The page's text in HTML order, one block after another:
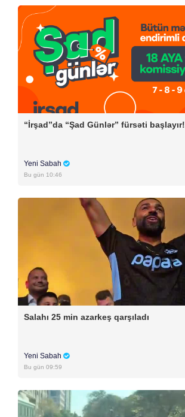
“İrşad”da “Şad Günlər” fürsəti başlayır!
Yeni Sabah
Bu gün 10:46
Salahı 25 min azarkeş qarşıladı
Yeni Sabah
Bu gün 09:59